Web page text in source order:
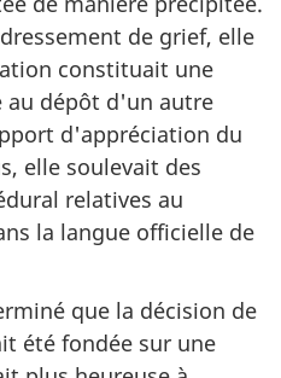
de grief, elle
constituait une
au dépôt d'un autre
d'appréciation du
elle soulevait des
relatives au
la langue officielle de
que la décision de
été fondée sur une